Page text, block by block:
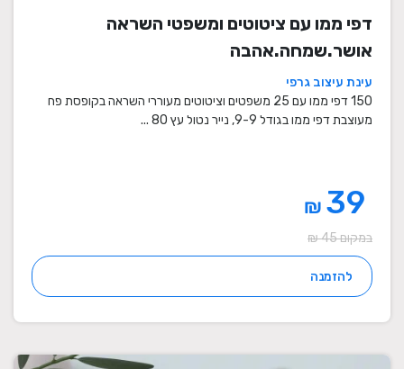
דפי ממו עם ציטוטים ומשפטי השראה
אושר.שמחה.אהבה
עינת עיצוב גרפי
150 דפי ממו עם 25 משפטים וציטוטים מעוררי השראה בקופסת פח
מעוצבת דפי ממו בגודל 9-9, נייר נטול עץ 80 ...
₪
במקום 45 ₪
להזמנה